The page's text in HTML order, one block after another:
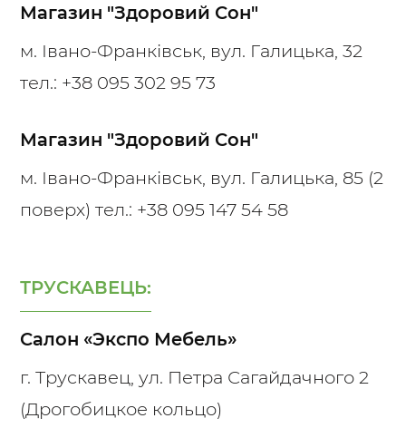
Магазин "Здоровий Сон"
м. Івано-Франківськ, вул. Галицька, 32
тел.: +38 095 302 95 73
Магазин "Здоровий Сон"
м. Івано-Франківськ, вул. Галицька, 85 (2
поверх) тел.: +38 095 147 54 58
ТРУСКАВЕЦЬ:
Салон «Экспо Мебель»
г. Трускавец, ул. Петра Сагайдачного 2
(Дрогобицкое кольцо)